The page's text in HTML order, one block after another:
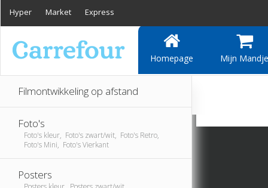
Hyper Market Express
Homepage Mijn Mandje
Filmontwikkeling op afstand
Foto's
Foto's kleur, Foto's zwart/wit, Foto's Retro,
Foto's Mini, Foto's Vierkant
Posters